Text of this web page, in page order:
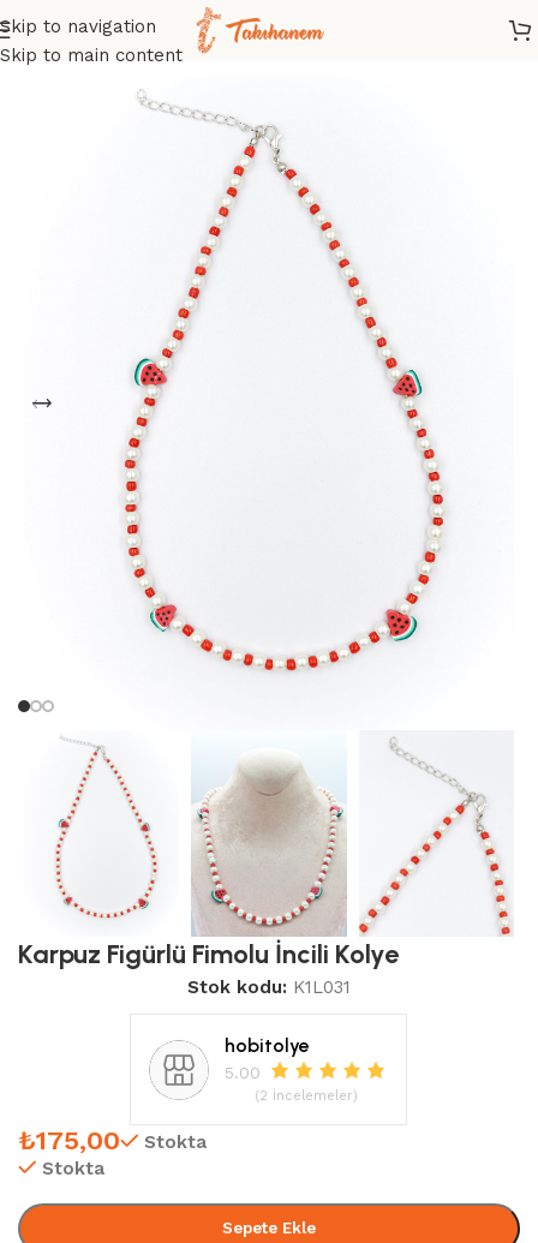
Skip to navigation
Skip to main content
Ana Sayfa/ Mağaza Kolye
Karpuz Figürlü Fimolu İncili Kolye
Stok kodu: K1L031
hobitolye
5.00
(2 İncelemeler)
₺175,00
Stokta
Stokta
Sepete Ekle